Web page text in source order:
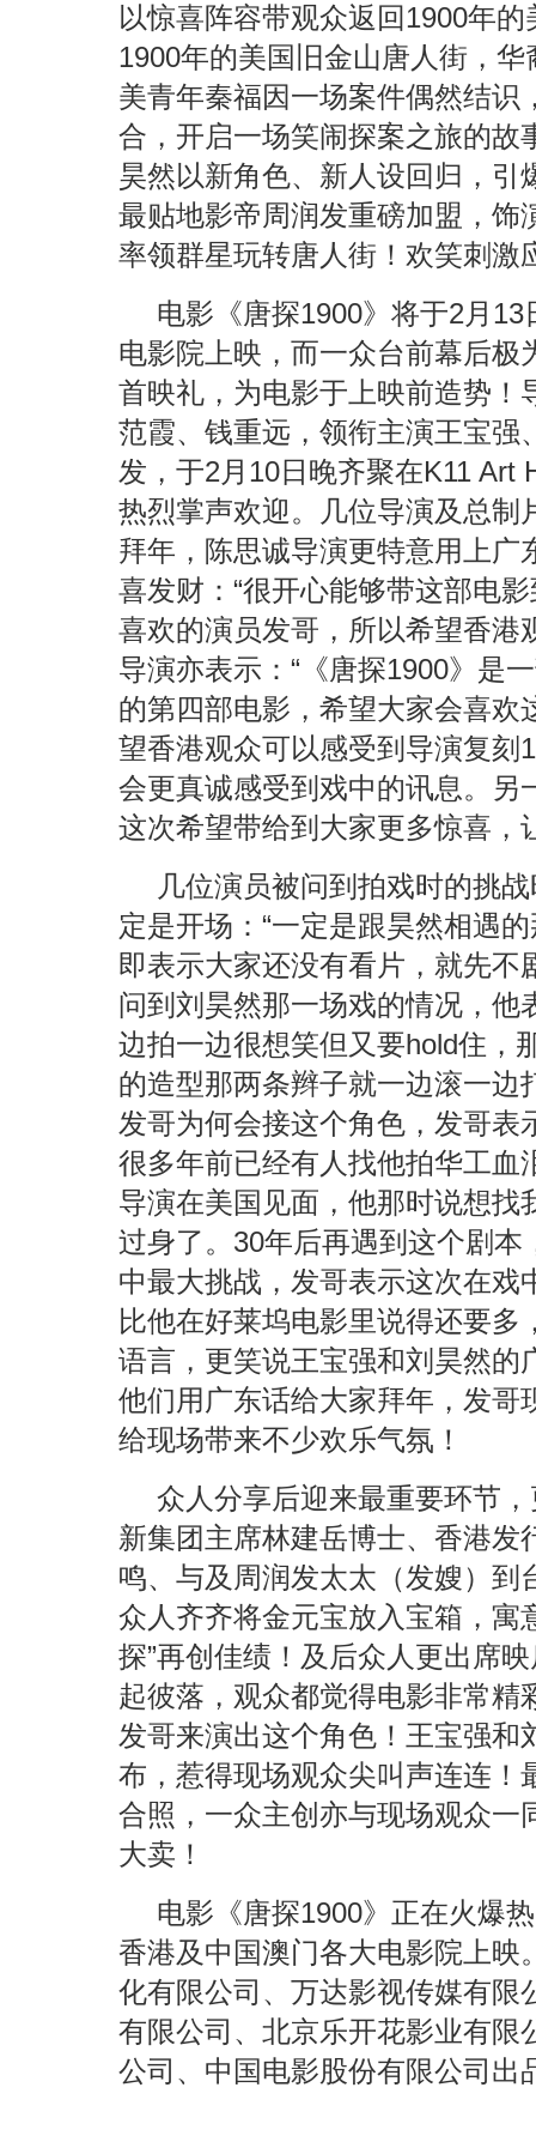
以惊喜阵容带观众返回1900年
1900年的美国旧金山唐人街，
美青年秦福因一场案件偶然结识
合，开启一场笑闹探案之旅的故
昊然以新角色、新人设回归，引
最贴地影帝周润发重磅加盟，饰
率领群星玩转唐人街！欢笑刺激
电影《唐探1900》将于2月
电影院上映，而一众台前幕后极
首映礼，为电影于上映前造势！
范霞、钱重远，领衔主演王宝强
发，于2月10日晚齐聚在K11 Art
热烈掌声欢迎。几位导演及总制
拜年，陈思诚导演更特意用上广
喜发财：“很开心能够带这部电
喜欢的演员发哥，所以希望香港
导演亦表示：“《唐探1900》是
的第四部电影，希望大家会喜欢
望香港观众可以感受到导演复刻
会更真诚感受到戏中的讯息。另
这次希望带给到大家更多惊喜，
几位演员被问到拍戏时的挑
定是开场：“一定是跟昊然相遇
即表示大家还没有看片，就先不
问到刘昊然那一场戏的情况，他
边拍一边很想笑但又要hold住，
的造型那两条辫子就一边滚一边
发哥为何会接这个角色，发哥表
很多年前已经有人找他拍华工血
导演在美国见面，他那时说想找
过身了。30年后再遇到这个剧本
中最大挑战，发哥表示这次在戏
比他在好莱坞电影里说得还要
语言，更笑说王宝强和刘昊然的
他们用广东话给大家拜年，发哥
给现场带来不少欢乐气氛！
众人分享后迎来最重要环节
新集团主席林建岳博士、香港发
鸣、与及周润发太太（发嫂）到
众人齐齐将金元宝放入宝箱，寓
探”再创佳绩！及后众人更出席
起彼落，观众都觉得电影非常精
发哥来演出这个角色！王宝强和
布，惹得现场观众尖叫声连连！
合照，一众主创亦与现场观众一
大卖！
电影《唐探1900》正在火爆
香港及中国澳门各大电影院上映
化有限公司、万达影视传媒有限
有限公司、北京乐开花影业有限
公司、中国电影股份有限公司出